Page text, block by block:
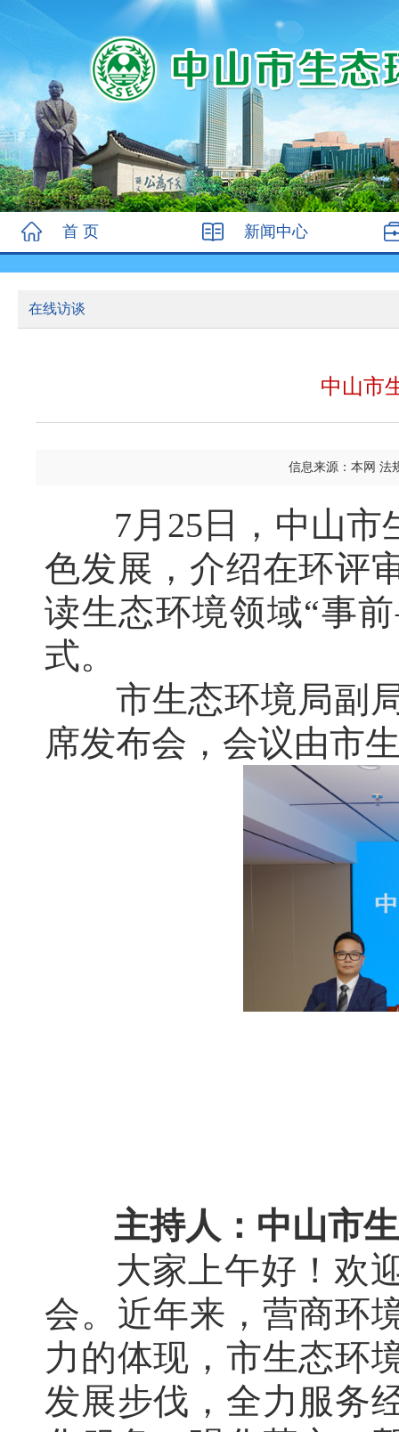
首 页 新闻中心
在线访谈
中山市
信息来源：本网 法
7月25日，中山
色发展，介绍在环评
读生态环境领域“事
式。
市生态环境局副
席发布会，会议由市
主持人：中山市
大家上午好！欢
会。近年来，营商环
力的体现，市生态环
发展步伐，全力服务